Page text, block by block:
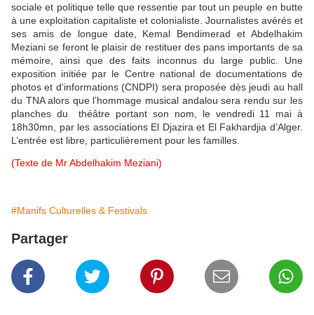
sociale et politique telle que ressentie par tout un peuple en butte
à une exploitation capitaliste et colonialiste. Journalistes avérés et
ses amis de longue date, Kemal Bendimerad et Abdelhakim
Meziani se feront le plaisir de restituer des pans importants de sa
mémoire, ainsi que des faits inconnus du large public. Une
exposition initiée par le Centre national de documentations de
photos et d‘informations (CNDPI) sera proposée dès jeudi au hall
du TNA alors que l’hommage musical andalou sera rendu sur les
planches du théâtre portant son nom, le vendredi 11 mai à
18h30mn, par les associations El Djazira et El Fakhardjia d’Alger.
L’entrée est libre, particulièrement pour les familles.
(Texte de Mr Abdelhakim Meziani)
#Manifs Culturelles & Festivals
Partager